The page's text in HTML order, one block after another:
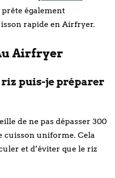
également
rapide en Airfryer.
Airfryer
puis-je préparer
de ne pas dépasser 300
cuisson uniforme. Cela
et d’éviter que le riz